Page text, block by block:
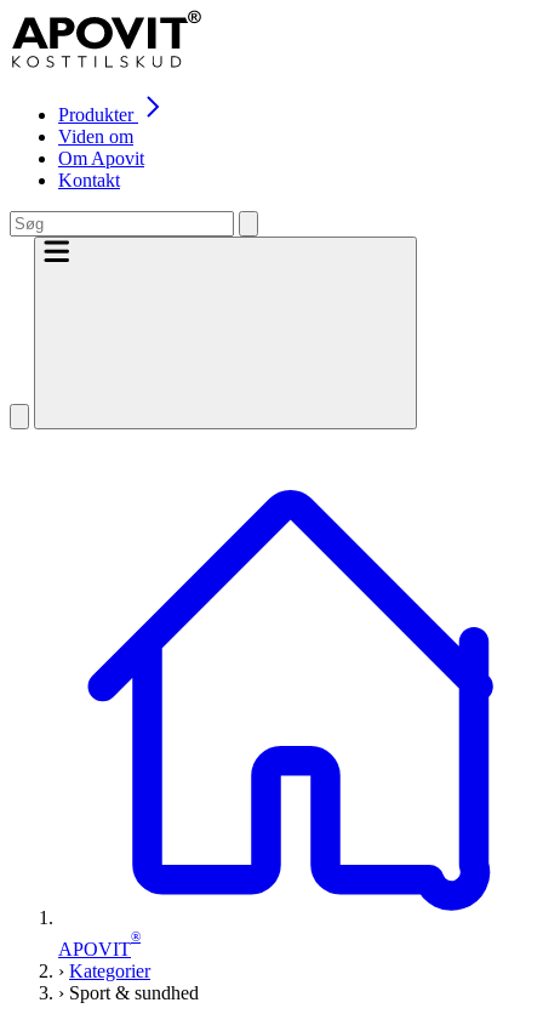
Produkter
Viden om
Om Apovit
Kontakt
APOVIT
®
› Kategorier
› Sport & sundhed